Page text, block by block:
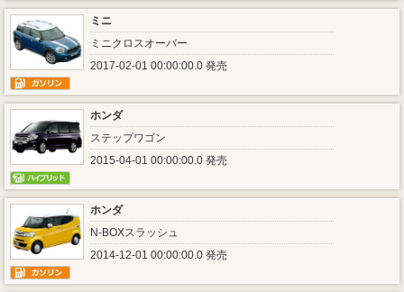
ミニ
ミニクロスオーバー
2017-02-01 00:00:00.0 発売
ホンダ
ステップワゴン
2015-04-01 00:00:00.0 発売
ホンダ
N-BOXスラッシュ
2014-12-01 00:00:00.0 発売